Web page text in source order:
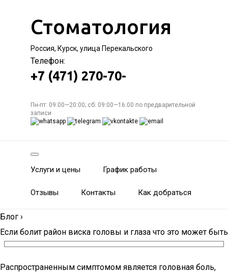
Стоматология
Россия, Курск, улица Перекальского
Телефон:
+7 (471) 270-70-
Пн-пт: 09:00—20:00; сб: 09:00—16:00 по предварительной
записи
Услуги и цены График работы
Отзывы Контакты Как добраться
Блог ›
Если болит район виска головы и глаза что это может быть
Распространенным симптомом является головная боль,